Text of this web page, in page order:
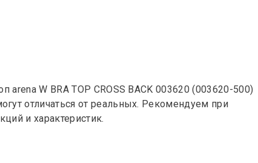
arena W BRA TOP CROSS BACK 003620 (003620-500)
отличаться от реальных. Рекомендуем при
и характеристик.